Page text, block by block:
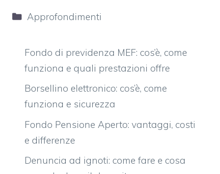
Categorie
Approfondimenti
Fondo di previdenza MEF: cos’è, come
funziona e quali prestazioni offre
Borsellino elettronico: cos’è, come
funziona e sicurezza
Fondo Pensione Aperto: vantaggi, costi
e differenze
Denuncia ad ignoti: come fare e cosa